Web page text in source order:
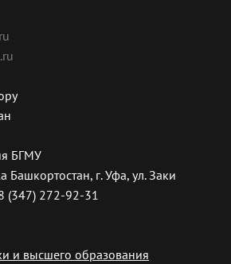
БГМУ
Башкортостан, г. Уфа, ул. Заки
(347) 272-92-31
и высшего образования